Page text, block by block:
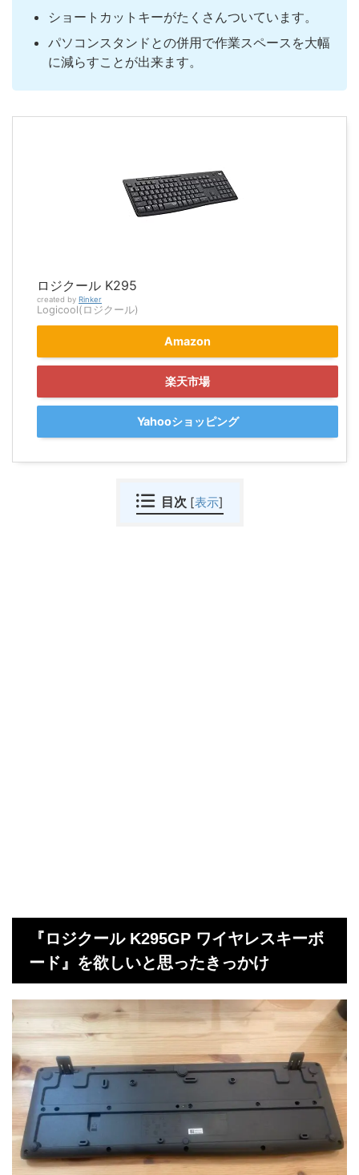
ショートカットキーがたくさんついています。
パソコンスタンドとの併用で作業スペースを大幅
に減らすことが出来ます。
ロジクール K295
created by Rinker
Logicool(ロジクール)
Amazon
楽天市場
Yahooショッピング
目次 [表示]
『ロジクール K295GP ワイヤレスキーボ
ード』を欲しいと思ったきっかけ